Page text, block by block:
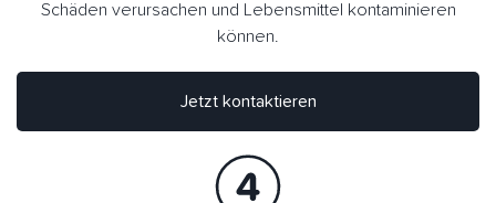
Schäden verursachen und Lebensmittel kontaminieren
können.
Jetzt kontaktieren